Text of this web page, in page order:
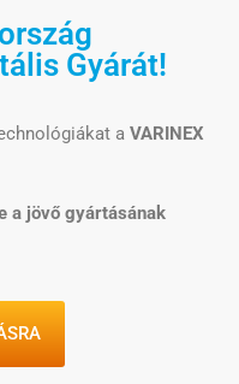
Gyárát!​
a VARINEX
a jövő gyártásának